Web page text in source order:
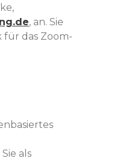
, an. Sie
das Zoom-
als